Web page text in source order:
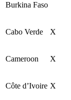
Burkina Faso
Cabo Verde X
Cameroon X
Côte d’Ivoire X